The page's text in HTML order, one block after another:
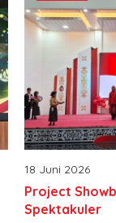
18 Juni 2026
Project
Spektakuler